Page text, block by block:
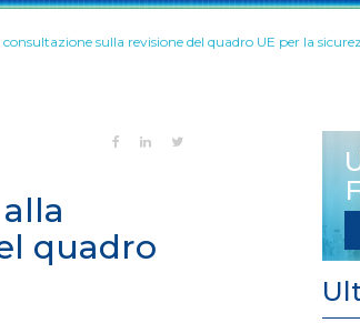
sulla revisione del quadro UE per la
quadro